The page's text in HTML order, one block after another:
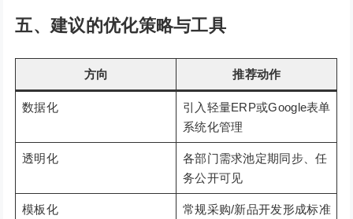
五、建议的优化策略与工具
方向 推荐动作
数据化
引入轻量ERP或Google表单
系统化管理
透明化
各部门需求池定期同步、任
务公开可见
模板化
常规采购/新品开发形成标准